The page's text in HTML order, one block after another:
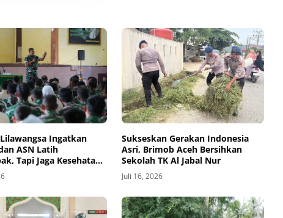
Ingatkan
ASN Latih
Tapi Jaga Kesehatan
Pelanggaran
Sukseskan Gerakan Indonesia
Asri, Brimob Aceh Bersihkan
Sekolah TK Al Jabal Nur
Juli 16, 2026